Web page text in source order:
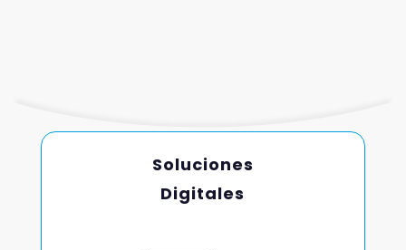
Soluciones
Digitales